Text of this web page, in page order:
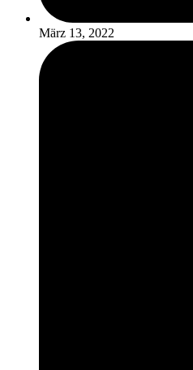
März 13, 2022